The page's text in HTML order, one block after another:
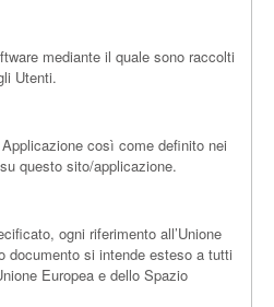
mediante il quale sono raccolti
Utenti.
così come definito nei
questo sito/applicazione.
ogni riferimento all’Unione
documento si intende esteso a tutti
Europea e dello Spazio